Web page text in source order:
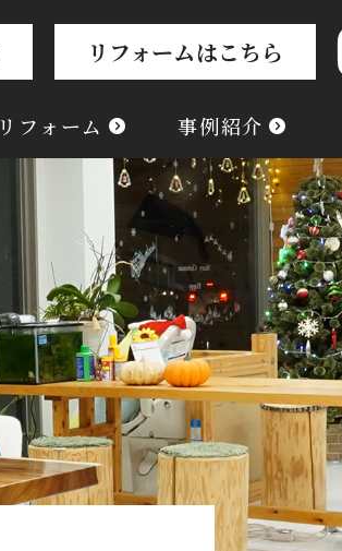
リフォームはこちら
リフォーム 事例紹介